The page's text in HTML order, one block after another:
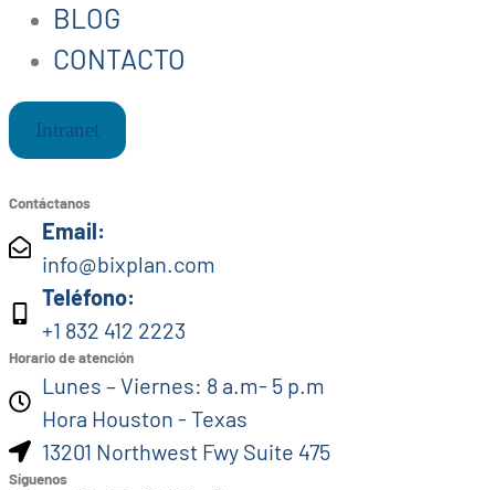
BLOG
CONTACTO
Intranet
Contáctanos
Email:
info@bixplan.com
Teléfono:
+1 832 412 2223
Horario de atención
Lunes – Viernes: 8 a.m- 5 p.m
Hora Houston - Texas
13201 Northwest Fwy Suite 475
Síguenos